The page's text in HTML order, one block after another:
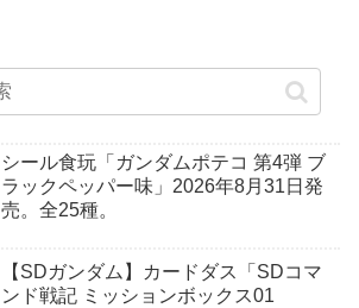
シール食玩「ガンダムポテコ 第4弾 ブ
ラックペッパー味」2026年8月31日発
売。全25種。
【SDガンダム】カードダス「SDコマ
ンド戦記 ミッションボックス01